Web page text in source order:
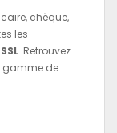
chèque,
les
SSL. Retrouvez
gamme de